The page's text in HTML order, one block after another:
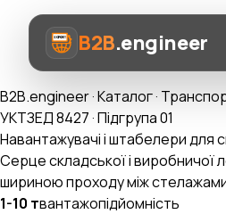
B2B.engineer
Про нас
B2B.engineer·Каталог·
УКТЗЕД 8427 · Підгрупа 01
Навантажувачі і штабелери для
Серце складської і виробничої
шириною проходу між
1-10 твантажопідйомність